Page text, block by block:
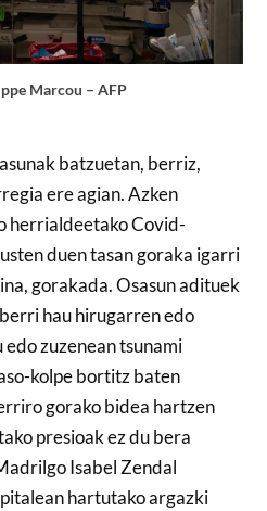
Marcou – AFP
batzuetan, berriz,
ere agian. Azken
herrialdeetako Covid-
duen tasan goraka igarri
gorakada. Osasun adituek
hau hirugarren edo
zuzenean tsunami
kolpe bortitz baten
gorako bidea hartzen
presioak ez du bera
Isabel Zendal
hartutako argazki